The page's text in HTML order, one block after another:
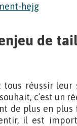
de
réussir
c’est un
de plus en
il est